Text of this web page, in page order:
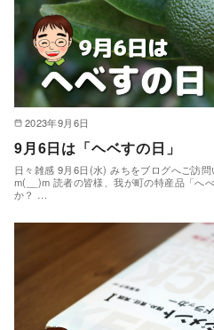
2023年9月6日
9月6日は「ヘベすの日」
日々雑感 9月6日(水) みちをブログへご訪
m(__)m 読者の皆様、我が町の特産品「へ
か？ …